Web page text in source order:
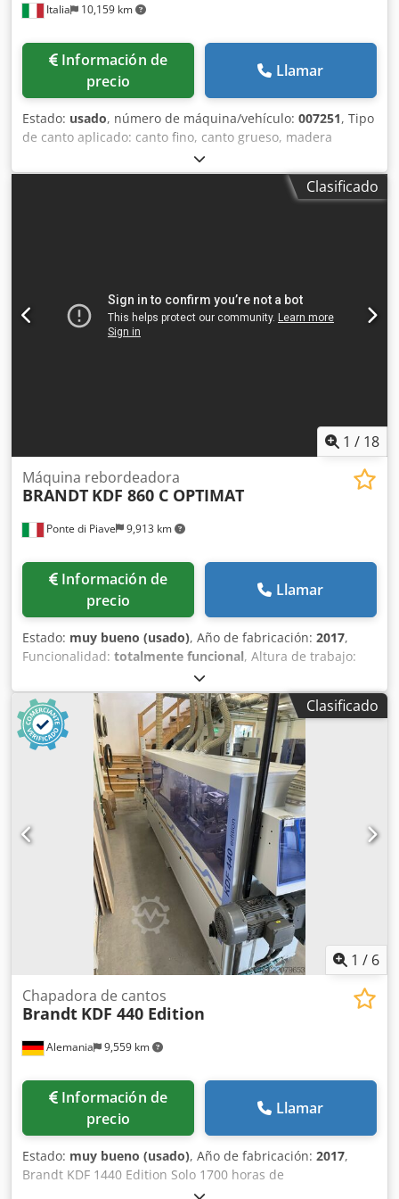
Italia 10,159 km
Información de
precio
Llamar
Estado: usado, número de máquina/vehículo: 007251, Tipo
de canto aplicado: canto fino, canto grueso, madera
maciza Sistema de encolado: EVA, aire caliente Fresado de
juntas: sí Unidad multifuncional: sí Velocidad máx.
Velocidad de desplazamiento: 20 m/min Credpstvrf Tjfx
Clasificado
1 / 18
Ponte di Piave 9,913 km
Máquina rebordeadora
BRANDT KDF 860 C OPTIMAT
Información de
precio
Llamar
Estado: muy bueno (usado), Año de fabricación: 2017,
Funcionalidad: totalmente funcional, Altura de trabajo:
950 mm Longitud total: 6560 mm Crsdezkamcjpfx Akijf con
sistema de presión por banda Grupo de preajuste/fresado
Grupo de encolado Grupo de corte biselado/recto Ajuste
neumático del grupo de corte biselado/recto Ajuste
neumático de 2 posiciones del grupo de corte Grupo de
recorte multinivel MS 40 con contrarrotación Ajuste
neumático de 2 posiciones Grupo de fresado de contorno
Grupo de cepillado multinivel Grupo de cepillado de
bordes Grupo de cepillos Control: Powertouch Rodillos de
apoyo para piezas estrechas Grupo de pulverización de
agente desmoldante sobre la pieza Grupo de pulverización
de lubricante para material de borde Sin retorno de piezas
6414 horas de trabajo y 576.091 metros de borde
Clasificado
1 / 6
Alemania 9,559 km
Chapadora de cantos
Brandt KDF 440 Edition
Información de
precio
Llamar
Estado: muy bueno (usado), Año de fabricación: 2017,
Brandt KDF 1440 Edition Solo 1700 horas de
funcionamiento - muy buen estado – también puede